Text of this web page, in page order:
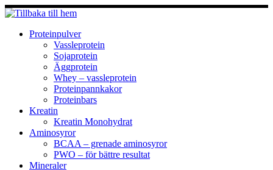
Hoppa
till
innehållProteinpulver
Vassleprotein
Sojaprotein
Äggprotein
Whey – vassleprotein
Proteinpannkakor
Proteinbars
Kreatin
Kreatin Monohydrat
Aminosyror
BCAA – grenade aminosyror
PWO – för bättre resultat
Mineraler